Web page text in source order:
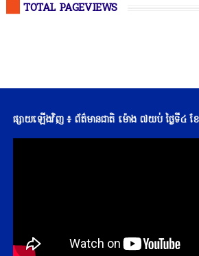
TOTAL PAGEVIEWS
ផ្សាយឡើងវិញ ៖ ព័ត៌មានជាតិ ម៉ោង ៧យប់ ថ្ងៃទី៤ ខ